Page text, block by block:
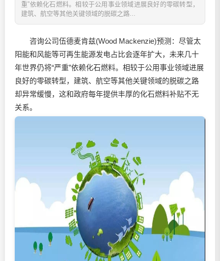
重”依赖化石燃料。相较于公用事业领域进展良好的零碳转型，
建筑、航空等其他关键领域的脱碳之路...
咨询公司伍德麦肯兹(Wood Mackenzie)预测：尽管太
阳能和风能等可再生能源发电占比会逐年扩大，未来几十
年世界仍将“严重”依赖化石燃料。相较于公用事业领域进展
良好的零碳转型，建筑、航空等其他关键领域的脱碳之路
却异常缓慢，这和政府每年提供丰厚的化石燃料补贴不无
关系。